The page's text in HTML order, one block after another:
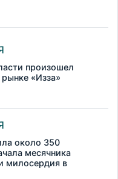
произошел
«Изза»
около 350
месячника
милосердия в